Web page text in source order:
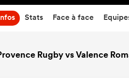
Stats Face à face
Rugby vs Valence